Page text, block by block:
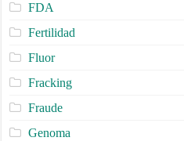
FDA
Fertilidad
Fluor
Fracking
Fraude
Genoma